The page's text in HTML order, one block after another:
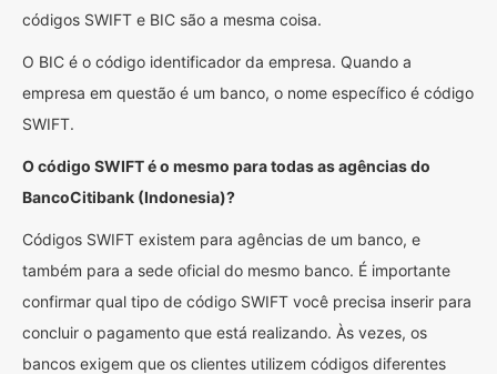
códigos SWIFT e BIC são a mesma coisa.
O BIC é o código identificador da empresa. Quando a
empresa em questão é um banco, o nome específico é código
SWIFT.
O código SWIFT é o mesmo para todas as agências do
BancoCitibank (Indonesia)?
Códigos SWIFT existem para agências de um banco, e
também para a sede oficial do mesmo banco. É importante
confirmar qual tipo de código SWIFT você precisa inserir para
concluir o pagamento que está realizando. Às vezes, os
bancos exigem que os clientes utilizem códigos diferentes